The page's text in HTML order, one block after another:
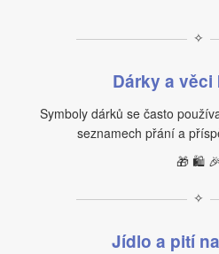
✧
Dárky a věci
Symboly dárků se často
seznamech přání a
🎁 🛍️ 🎉
✧
Jídlo a pití